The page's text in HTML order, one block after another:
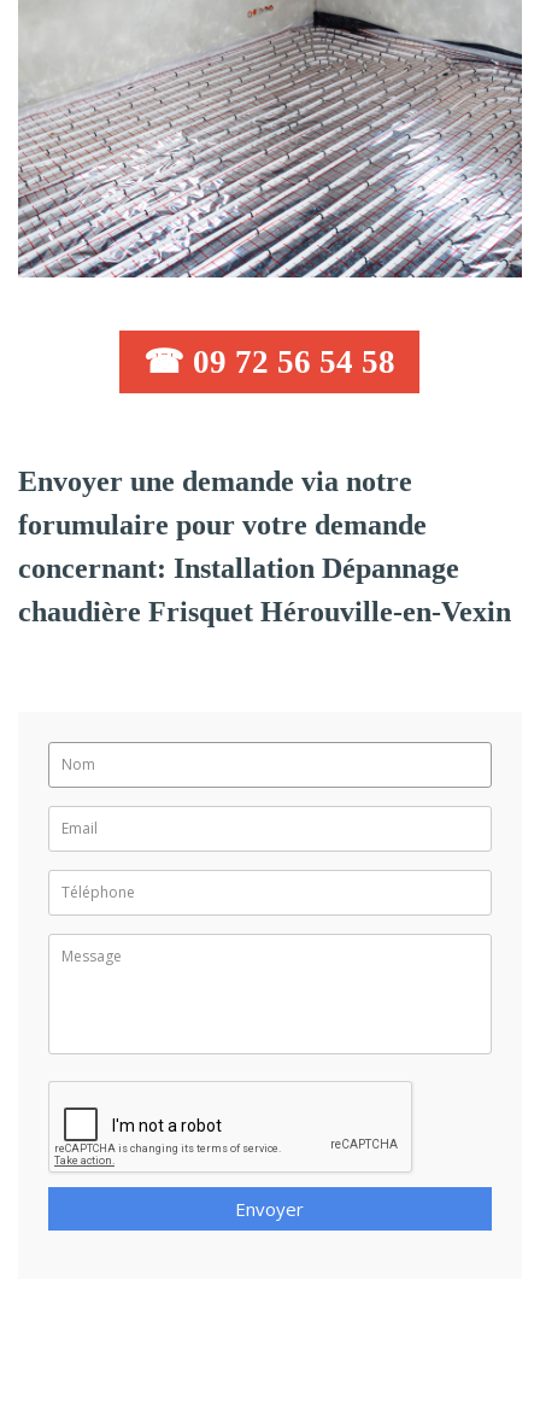
☎ 09 72 56 54 58
Envoyer une demande via notre
forumulaire pour votre demande
concernant: Installation Dépannage
chaudière Frisquet Hérouville-en-Vexin
Envoyer